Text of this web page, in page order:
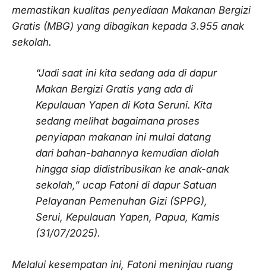
memastikan kualitas penyediaan Makanan Bergizi
Gratis (MBG) yang dibagikan kepada 3.955 anak
sekolah.
“Jadi saat ini kita sedang ada di dapur
Makan Bergizi Gratis yang ada di
Kepulauan Yapen di Kota Seruni. Kita
sedang melihat bagaimana proses
penyiapan makanan ini mulai datang
dari bahan-bahannya kemudian diolah
hingga siap didistribusikan ke anak-anak
sekolah,” ucap Fatoni di dapur Satuan
Pelayanan Pemenuhan Gizi (SPPG),
Serui, Kepulauan Yapen, Papua, Kamis
(31/07/2025).
Melalui kesempatan ini, Fatoni meninjau ruang